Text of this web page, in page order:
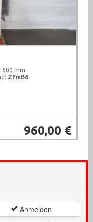
600 mm
ZFmB6
960,00 €
Anmelden